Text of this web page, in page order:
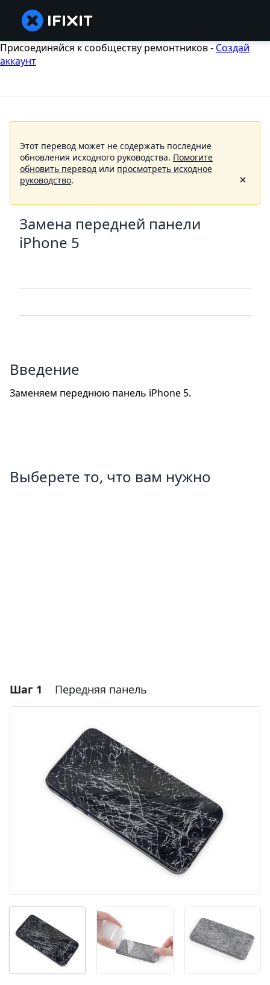
Присоединяйся к сообществу ремонтников - Создай
аккаунт
Этот перевод может не содержать последние
обновления исходного руководства. Помогите
обновить перевод или просмотреть исходное
руководство.
Замена передней панели
iPhone 5
Введение
Заменяем переднюю панель iPhone 5.
Выберете то, что вам нужно
Шаг 1 Передняя панель